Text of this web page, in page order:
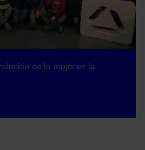
de la mujer en la